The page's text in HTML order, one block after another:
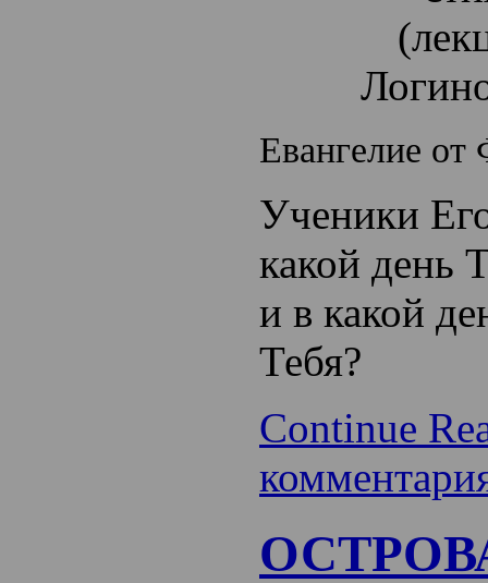
Евангелие
Ученики
какой день
и в какой
Тебя?
Continue